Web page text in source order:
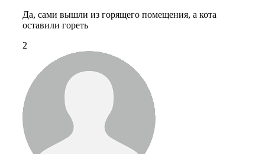
Да, сами вышли из горящего помещения, а кота
оставили гореть
2